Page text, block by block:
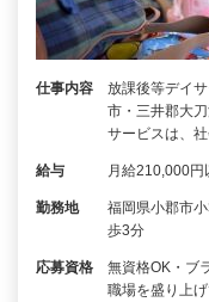
仕事内容
放課後等デイ
市・三井郡大
サービスは、
給与 月給210,000円
勤務地
福岡県小郡市
歩3分
応募資格
無資格OK・ブ
職場を盛り上